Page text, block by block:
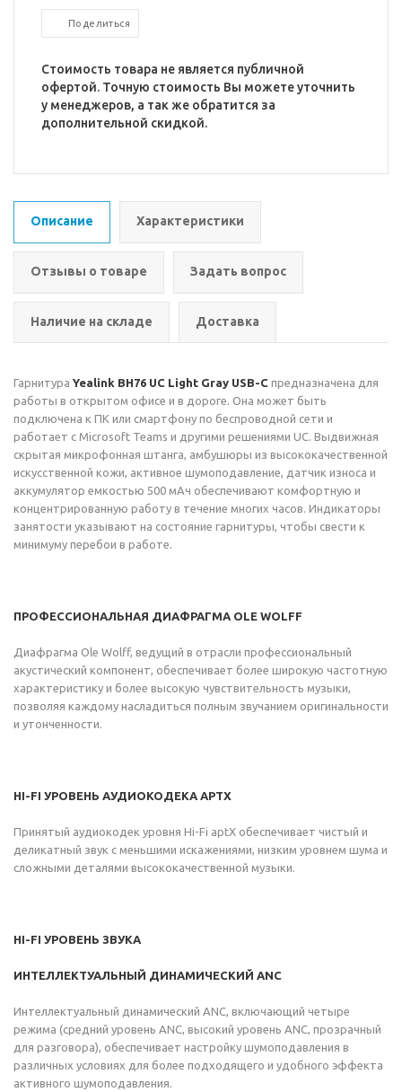
Поделиться
Стоимость товара не является публичной
офертой. Точную стоимость Вы можете уточнить
у менеджеров, а так же обратится за
дополнительной скидкой.
Описание Характеристики
Отзывы о товаре Задать вопрос
Наличие на складе Доставка
Гарнитура Yealink BH76 UC Light Gray USB-C предназначена для
работы в открытом офисе и в дороге. Она может быть
подключена к ПК или смартфону по беспроводной сети и
работает с Microsoft Teams и другими решениями UC. Выдвижная
скрытая микрофонная штанга, амбушюры из высококачественной
искусственной кожи, активное шумоподавление, датчик износа и
аккумулятор емкостью 500 мАч обеспечивают комфортную и
концентрированную работу в течение многих часов. Индикаторы
занятости указывают на состояние гарнитуры, чтобы свести к
минимуму перебои в работе.
ПРОФЕССИОНАЛЬНАЯ ДИАФРАГМА OLE WOLFF
Диафрагма Ole Wolff, ведущий в отрасли профессиональный
акустический компонент, обеспечивает более широкую частотную
характеристику и более высокую чувствительность музыки,
позволяя каждому насладиться полным звучанием оригинальности
и утонченности.
HI-FI УРОВЕНЬ АУДИОКОДЕКА APTX
Принятый аудиокодек уровня Hi-Fi aptX обеспечивает чистый и
деликатный звук с меньшими искажениями, низким уровнем шума и
сложными деталями высококачественной музыки.
HI-FI УРОВЕНЬ ЗВУКА
ИНТЕЛЛЕКТУАЛЬНЫЙ ДИНАМИЧЕСКИЙ ANC
Интеллектуальный динамический ANC, включающий четыре
режима (средний уровень ANC, высокий уровень ANC, прозрачный
для разговора), обеспечивает настройку шумоподавления в
различных условиях для более подходящего и удобного эффекта
активного шумоподавления.